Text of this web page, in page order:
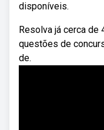
disponíveis.
Resolva já cerca de
questões de
de.